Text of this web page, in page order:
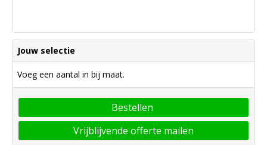
Jouw selectie
Voeg een aantal in bij maat.
Bestellen
Vrijblijvende offerte mailen